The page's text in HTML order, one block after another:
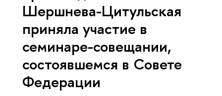
Шершнева-Цитульская
приняла участие в
семинаре-совещании,
состоявшемся в Совете
Федерации